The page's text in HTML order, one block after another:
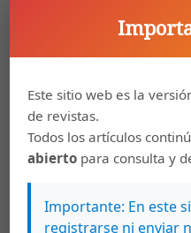
Palabras clave
Neumonía nosocomial
pneumonia antibiotics
Cómo citar
Salas Segura, D. A. (2011).
https://doi.org/10.15517/
Este sitio web es la
de revistas.
Todos los artículos
abierto para consulta y
Importante: En este
registrarse ni enviar